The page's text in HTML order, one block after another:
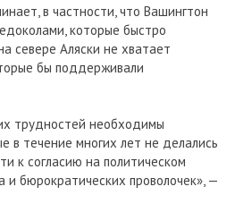
в частности, что Вашингтон
которые быстро
севере Аляски не хватает
бы поддерживали
трудностей необходимы
в течение многих лет не делались
к согласию на политическом
бюрократических проволочек», —